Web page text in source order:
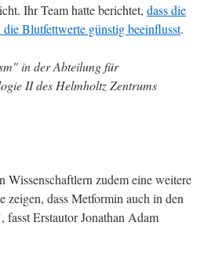
Ihr Team hatte berichtet, dass die
Blutfettwerte günstig beeinflusst.
in der Abteilung für
II des Helmholtz Zentrums
zudem eine weitere
zeigen, dass Metformin auch in den
Erstautor Jonathan Adam